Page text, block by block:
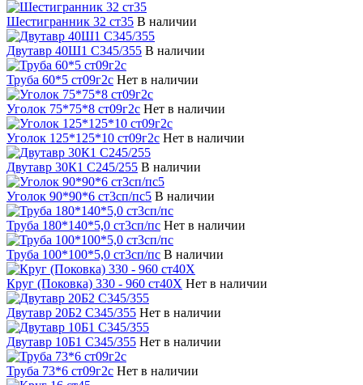
Шестигранник 32 ст35 В наличии
Двутавр 40Ш1 С345/355 В наличии
Труба 60*5 ст09г2с Нет в наличии
Уголок 75*75*8 ст09г2с Нет в наличии
Уголок 125*125*10 ст09г2с Нет в наличии
Двутавр 30К1 С245/255 В наличии
Уголок 90*90*6 ст3сп/пс5 В наличии
Труба 180*140*5,0 ст3сп/пс Нет в наличии
Труба 100*100*5,0 ст3сп/пс В наличии
Круг (Поковка) 330 - 960 ст40Х Нет в наличии
Двутавр 20Б2 С345/355 Нет в наличии
Двутавр 10Б1 С345/355 Нет в наличии
Труба 73*6 ст09г2с Нет в наличии